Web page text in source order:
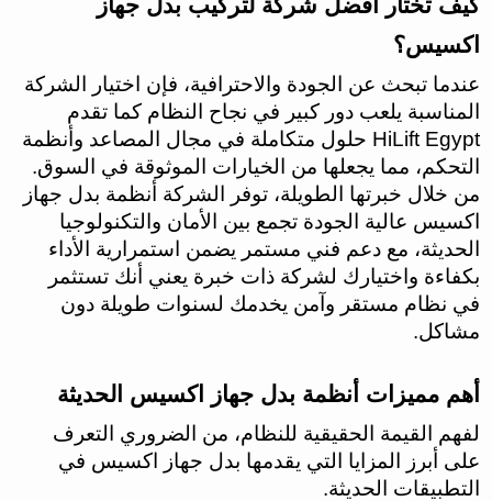
كيف تختار أفضل شركة لتركيب بدل جهاز
اكسيس؟
عندما تبحث عن الجودة والاحترافية، فإن اختيار الشركة
المناسبة يلعب دور كبير في نجاح النظام كما تقدم
HiLift Egypt حلول متكاملة في مجال المصاعد وأنظمة
التحكم، مما يجعلها من الخيارات الموثوقة في السوق.
من خلال خبرتها الطويلة، توفر الشركة أنظمة بدل جهاز
اكسيس عالية الجودة تجمع بين الأمان والتكنولوجيا
الحديثة، مع دعم فني مستمر يضمن استمرارية الأداء
بكفاءة واختيارك لشركة ذات خبرة يعني أنك تستثمر
في نظام مستقر وآمن يخدمك لسنوات طويلة دون
مشاكل.
أهم مميزات أنظمة بدل جهاز اكسيس الحديثة
لفهم القيمة الحقيقية للنظام، من الضروري التعرف
على أبرز المزايا التي يقدمها بدل جهاز اكسيس في
التطبيقات الحديثة.